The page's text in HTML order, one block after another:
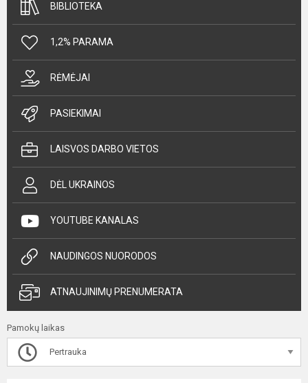
BIBLIOTEKA
1,2% PARAMA
RĖMĖJAI
PASIEKIMAI
LAISVOS DARBO VIETOS
DĖL UKRAINOS
YOUTUBE KANALAS
NAUDINGOS NUORODOS
ATNAUJINIMŲ PRENUMERATA
Pamokų laikas
Pertrauka